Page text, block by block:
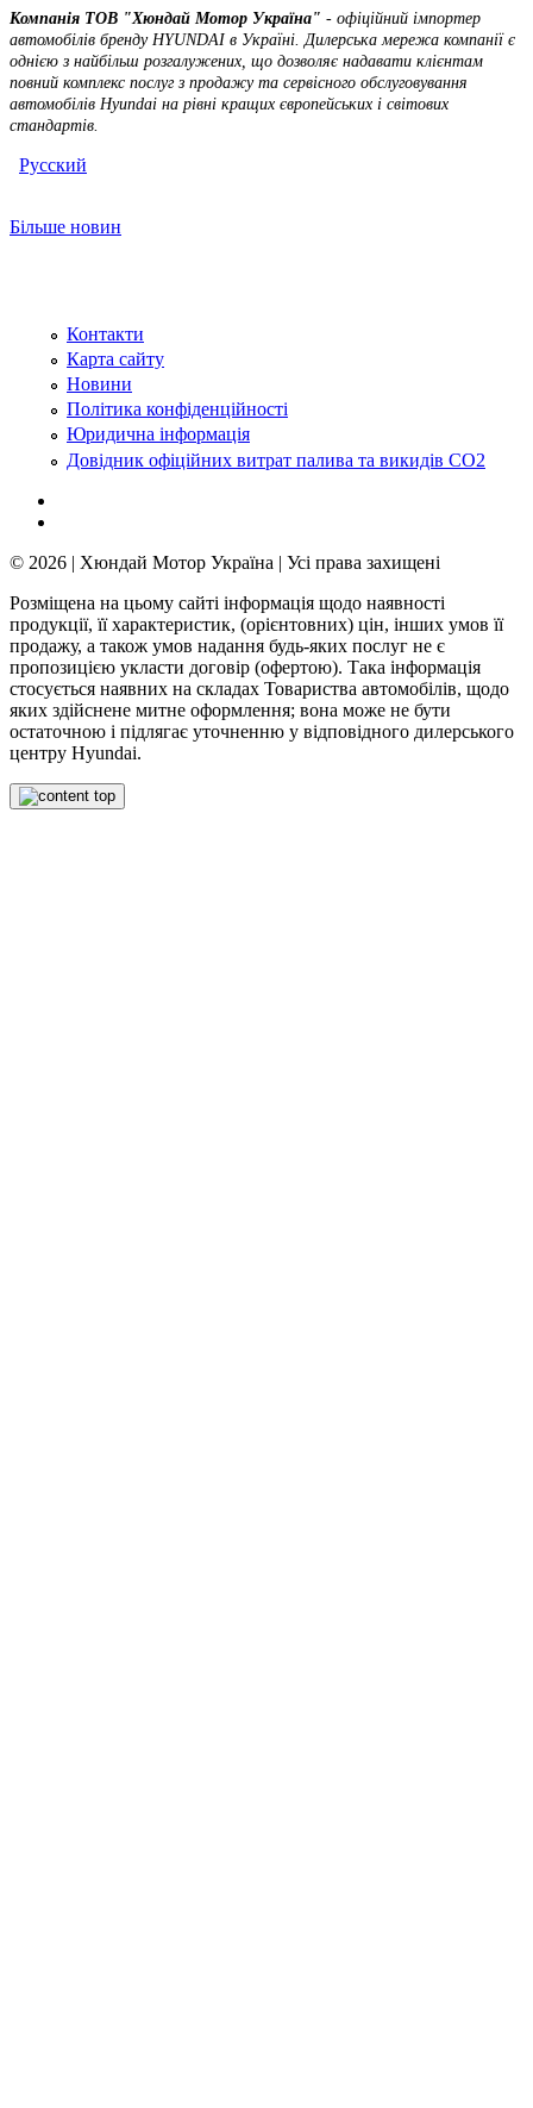
Компанія ТOВ "Хюндай Мотор Україна" - офіційний імпортер
автомобілів бренду HYUNDAI в Україні. Дилерська мережа компанії є
однією з найбільш розгалужених, що дозволяє надавати клієнтам
повний комплекс послуг з продажу та сервісного обслуговування
автомобілів Hyundai на рівні кращих європейських і світових
стандартів.
Русский
Більше новин
Контакти
Карта сайту
Новини
Політика конфіденційності
Юридична інформація
Довідник офіційних витрат палива та викидів СО2
© 2026 | Хюндай Мотор Україна | Усі права захищені
Розміщена на цьому сайті інформація щодо наявності
продукції, її характеристик, (орієнтовних) цін, інших умов її
продажу, а також умов надання будь-яких послуг не є
пропозицією укласти договір (офертою). Така інформація
стосується наявних на складах Товариства автомобілів, щодо
яких здійснене митне оформлення; вона може не бути
остаточною і підлягає уточненню у відповідного дилерського
центру Hyundai.